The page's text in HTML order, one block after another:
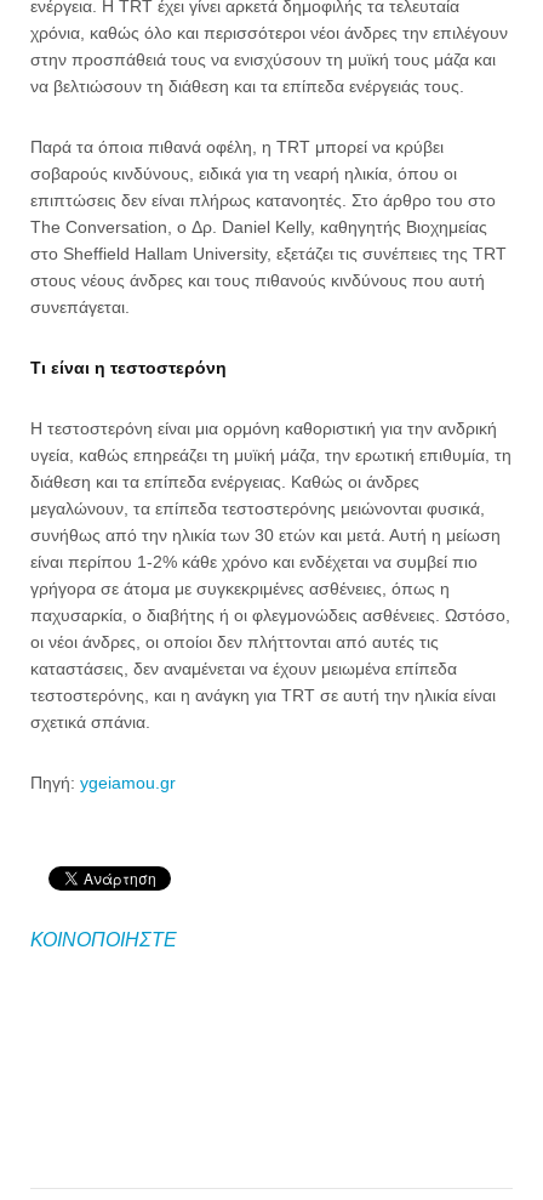
ενέργεια. Η TRT έχει γίνει αρκετά δημοφιλής τα τελευταία
χρόνια, καθώς όλο και περισσότεροι νέοι άνδρες την επιλέγουν
στην προσπάθειά τους να ενισχύσουν τη μυϊκή τους μάζα και
να βελτιώσουν τη διάθεση και τα επίπεδα ενέργειάς τους.
Παρά τα όποια πιθανά οφέλη, η TRT μπορεί να κρύβει
σοβαρούς κινδύνους, ειδικά για τη νεαρή ηλικία, όπου οι
επιπτώσεις δεν είναι πλήρως κατανοητές. Στο άρθρο του στο
The Conversation, o Δρ. Daniel Kelly, καθηγητής Βιοχημείας
στο Sheffield Hallam University, εξετάζει τις συνέπειες της TRT
στους νέους άνδρες και τους πιθανούς κινδύνους που αυτή
συνεπάγεται.
Τι είναι η τεστοστερόνη
Η τεστοστερόνη είναι μια ορμόνη καθοριστική για την ανδρική
υγεία, καθώς επηρεάζει τη μυϊκή μάζα, την ερωτική επιθυμία, τη
διάθεση και τα επίπεδα ενέργειας. Καθώς οι άνδρες
μεγαλώνουν, τα επίπεδα τεστοστερόνης μειώνονται φυσικά,
συνήθως από την ηλικία των 30 ετών και μετά. Αυτή η μείωση
είναι περίπου 1-2% κάθε χρόνο και ενδέχεται να συμβεί πιο
γρήγορα σε άτομα με συγκεκριμένες ασθένειες, όπως η
παχυσαρκία, ο διαβήτης ή οι φλεγμονώδεις ασθένειες. Ωστόσο,
οι νέοι άνδρες, οι οποίοι δεν πλήττονται από αυτές τις
καταστάσεις, δεν αναμένεται να έχουν μειωμένα επίπεδα
τεστοστερόνης, και η ανάγκη για TRT σε αυτή την ηλικία είναι
σχετικά σπάνια.
Πηγή: ygeiamou.gr
ΚΟΙΝΟΠΟΙΗΣΤΕ